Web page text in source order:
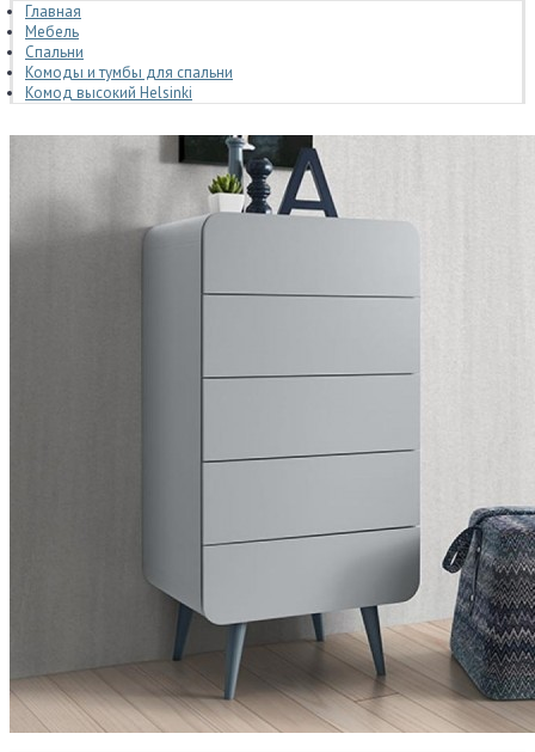
Главная
Мебель
Спальни
Комоды и тумбы для спальни
Комод высокий Helsinki